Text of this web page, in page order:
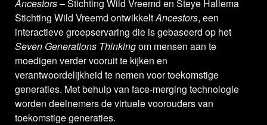
Ancestors– Stichting Wild Vreemd en Steye Hallema
Stichting Wild Vreemd ontwikkeltAncestors, een
interactieve groepservaring die is gebaseerd op het
Seven Generations Thinkingom mensen aan te
moedigen verder vooruit te kijken en
verantwoordelijkheid te nemen voor toekomstige
generaties. Met behulp van face-merging technologie
worden deelnemers de virtuele voorouders van
toekomstige generaties.